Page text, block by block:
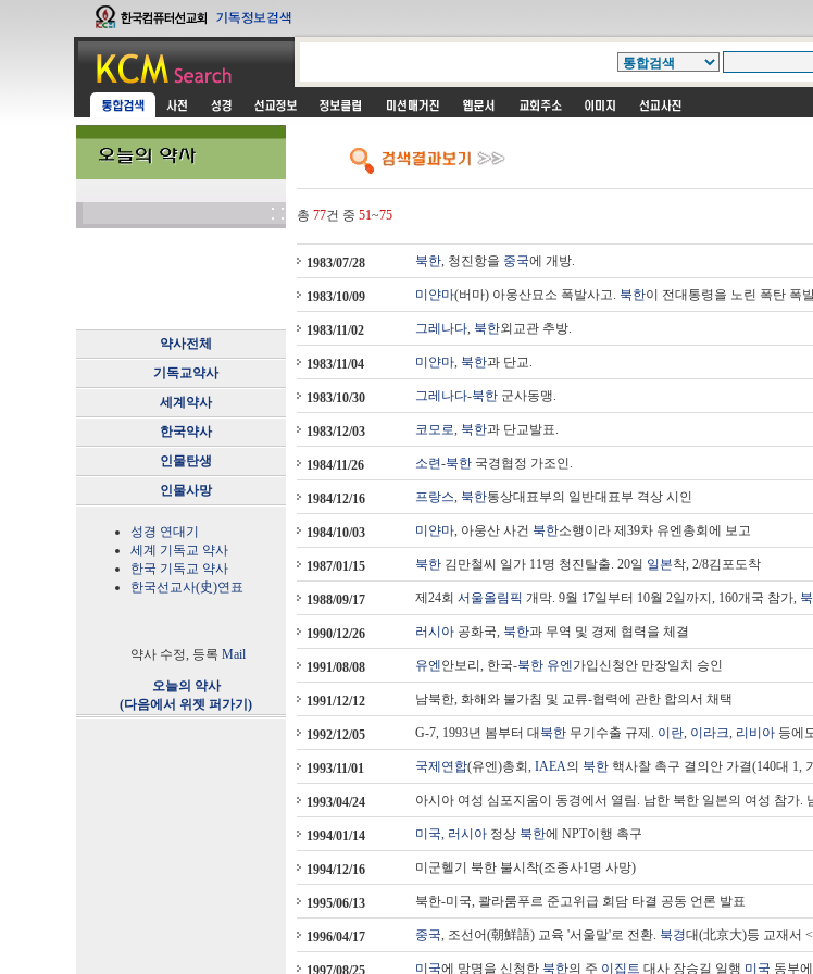
약사전체
기독교약사
세계약사
한국약사
인물탄생
인물사망
성경 연대기
세계 기독교 약사
한국 기독교 약사
한국선교사(史)연표
약사 수정, 등록 Mail
오늘의 약사
(다음에서 위젯 퍼가기)
총 77건 중 51~75
1983/07/28 북한, 청진항을 중국에 개방.
1983/10/09 미얀마(버마) 아웅산묘소 폭발사고. 북한이 전대통령을 노린 폭탄 폭
1983/11/02 그레나다, 북한외교관 추방.
1983/11/04 미얀마, 북한과 단교.
1983/10/30 그레나다-북한군사동맹.
1983/12/03 코모로, 북한과 단교발표.
1984/11/26 소련-북한국경협정 가조인.
1984/12/16 프랑스, 북한통상대표부의 일반대표부 격상 시인
1984/10/03 미얀마, 아웅산 사건 북한소행이라 제39차 유엔총회에 보고
1987/01/15 북한김만철씨 일가 11명 청진탈출. 20일 일본착, 2/8김포도착
1988/09/17 제24회 서울올림픽 개막. 9월 17일부터 10월 2일까지, 160개국 참가,
1990/12/26 러시아공화국, 북한과 무역 및 경제 협력을 체결
1991/08/08 유엔안보리, 한국-북한 유엔가입신청안 만장일치 승인
1991/12/12 남북한, 화해와 불가침 및 교류-협력에 관한 합의서 채택
1992/12/05 G-7, 1993년 봄부터 대 북한무기수출 규제. 이란, 이라크, 리비아등에
1993/11/01 국제연합(유엔)총회, IAEA의 북한핵사찰 촉구 결의안 가결(140대 1,
1993/04/24 아시아 여성 심포지움이 동경에서 열림. 남한 북한 일본의 여성 참가
1994/01/14 미국, 러시아정상 북한에 NPT이행 촉구
1994/12/16 미군헬기 북한 불시착(조종사1명 사망)
1995/06/13 북한-미국, 콸라룸푸르 준고위급 회담 타결 공동 언론 발표
1996/04/17 중국, 조선어(朝鮮語) 교육 '서울말'로 전환. 북경대(北京大)등 교재서 <
1997/08/25 미국에 망명을 신청한 북한의 주 이집트 대사 장승길 일행 미국 동부